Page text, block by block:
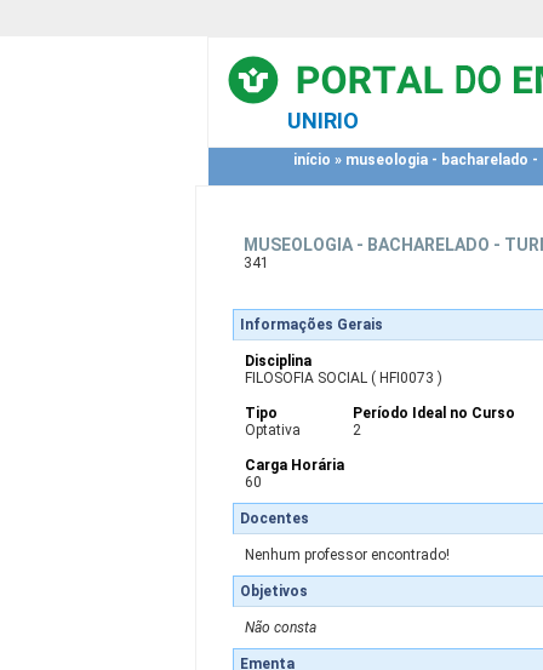
UNIRIO
início » museologia - bacharelado
MUSEOLOGIA - BACHARELADO -
341
Informações Gerais
Disciplina
FILOSOFIA SOCIAL ( HFI0073 )
Tipo
Optativa
Período Ideal no Curso
2
Carga Horária
60
Docentes
Nenhum professor encontrado!
Objetivos
Não consta
Ementa